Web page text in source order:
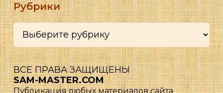
Рубрики
Рубрики
ВСЕ ПРАВА ЗАЩИЩЕНЫ
SAM-MASTER.COM
Публикация любых материалов сайта